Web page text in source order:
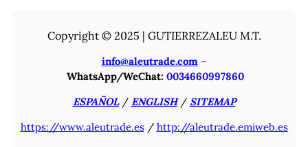
Copyright © 2025 | GUTIERREZALEU M.T.
info@aleutrade.com–
WhatsApp/WeChat: 0034660997860
ESPAÑOL/ ENGLISH/ SITEMAP
https://www.aleutrade.es/ http://aleutrade.emiweb.es